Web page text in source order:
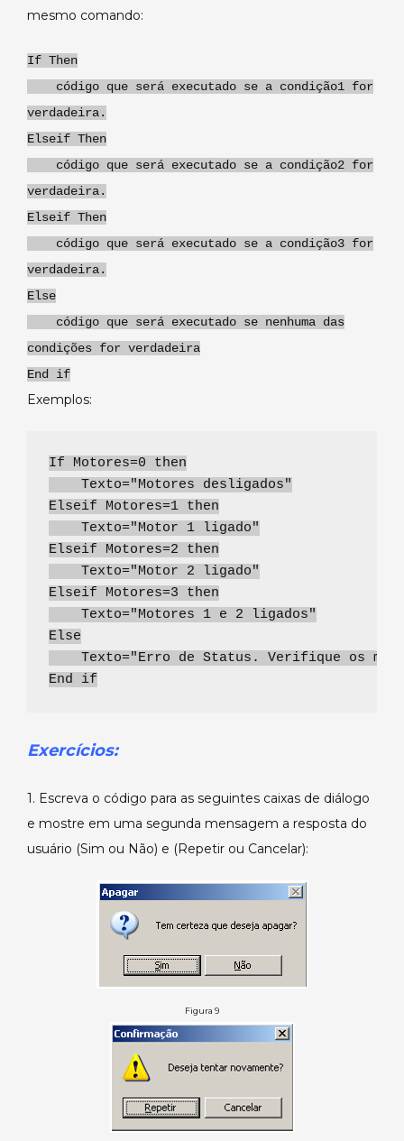
mesmo comando:
If Then
código que será executado se a condição1 for
verdadeira.
Elseif Then
código que será executado se a condição2 for
verdadeira.
Elseif Then
código que será executado se a condição3 for
verdadeira.
Else
código que será executado se nenhuma das
condições for verdadeira
End if
Exemplos:
If Motores=0 then
Texto="Motores desligados"
Elseif Motores=1 then
Texto="Motor 1 ligado"
Elseif Motores=2 then
Texto="Motor 2 ligado"
Elseif Motores=3 then
Texto="Motores 1 e 2 ligados"
Else
Texto="Erro de Status. Verifique os
End if
Exercícios:
1. Escreva o código para as seguintes caixas de diálogo
e mostre em uma segunda mensagem a resposta do
usuário (Sim ou Não) e (Repetir ou Cancelar):
Figura 9